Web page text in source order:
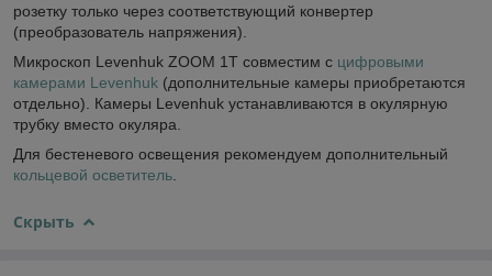
розетку только через соответствующий конвертер
(преобразователь напряжения).
Микроскоп Levenhuk ZOOM 1T совместим с цифровыми
камерами Levenhuk (дополнительные камеры приобретаются
отдельно). Камеры Levenhuk устанавливаются в окулярную
трубку вместо окуляра.
Для бестеневого освещения рекомендуем дополнительный
кольцевой осветитель
Скрыть